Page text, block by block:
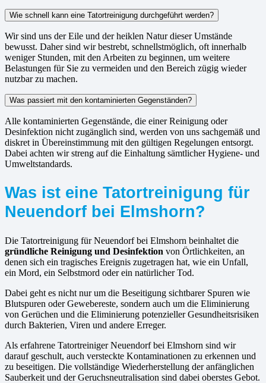
Wie schnell kann eine Tatortreinigung durchgeführt werden?
Wir sind uns der Eile und der heiklen Natur dieser Umstände
bewusst. Daher sind wir bestrebt, schnellstmöglich, oft innerhalb
weniger Stunden, mit den Arbeiten zu beginnen, um weitere
Belastungen für Sie zu vermeiden und den Bereich zügig wieder
nutzbar zu machen.
Was passiert mit den kontaminierten Gegenständen?
Alle kontaminierten Gegenstände, die einer Reinigung oder
Desinfektion nicht zugänglich sind, werden von uns sachgemäß und
diskret in Übereinstimmung mit den gültigen Regelungen entsorgt.
Dabei achten wir streng auf die Einhaltung sämtlicher Hygiene- und
Umweltstandards.
Was ist eine Tatortreinigung für
Neuendorf bei Elmshorn?
Die Tatortreinigung für Neuendorf bei Elmshorn beinhaltet die
gründliche Reinigung und Desinfektion von Örtlichkeiten, an
denen sich ein tragisches Ereignis zugetragen hat, wie ein Unfall,
ein Mord, ein Selbstmord oder ein natürlicher Tod.
Dabei geht es nicht nur um die Beseitigung sichtbarer Spuren wie
Blutspuren oder Gewebereste, sondern auch um die Eliminierung
von Gerüchen und die Eliminierung potenzieller Gesundheitsrisiken
durch Bakterien, Viren und andere Erreger.
Als erfahrene Tatortreiniger Neuendorf bei Elmshorn sind wir
darauf geschult, auch versteckte Kontaminationen zu erkennen und
zu beseitigen. Die vollständige Wiederherstellung der anfänglichen
Sauberkeit und der Geruchsneutralisation sind dabei oberstes Gebot.